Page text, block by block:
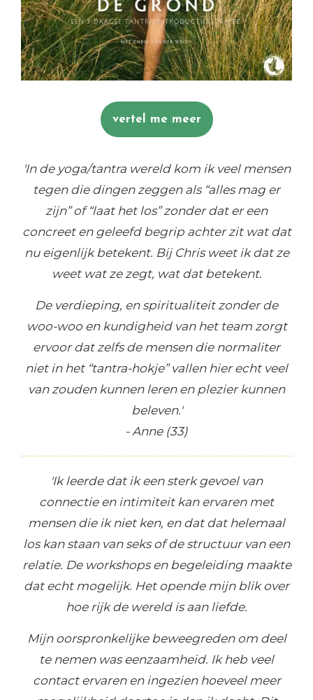
vertel me meer
'In de yoga/tantra wereld kom ik veel mensen
tegen die dingen zeggen als “alles mag er
zijn” of “laat het los” zonder dat er een
concreet en geleefd begrip achter zit wat dat
nu eigenlijk betekent. Bij Chris weet ik dat ze
weet wat ze zegt, wat dat betekent.
De verdieping, en spiritualiteit zonder de
woo-woo en kundigheid van het team zorgt
ervoor dat zelfs de mensen die normaliter
niet in het “tantra-hokje” vallen hier echt veel
van zouden kunnen leren en plezier kunnen
beleven.'
- Anne (33)
'Ik leerde dat ik een sterk gevoel van
connectie en intimiteit kan ervaren met
mensen die ik niet ken, en dat dat helemaal
los kan staan van seks of de structuur van een
relatie. De workshops en begeleiding maakte
dat echt mogelijk. Het opende mijn blik over
hoe rijk de wereld is aan liefde.
Mijn oorspronkelijke beweegreden om deel
te nemen was eenzaamheid. Ik heb veel
contact ervaren en ingezien hoeveel meer